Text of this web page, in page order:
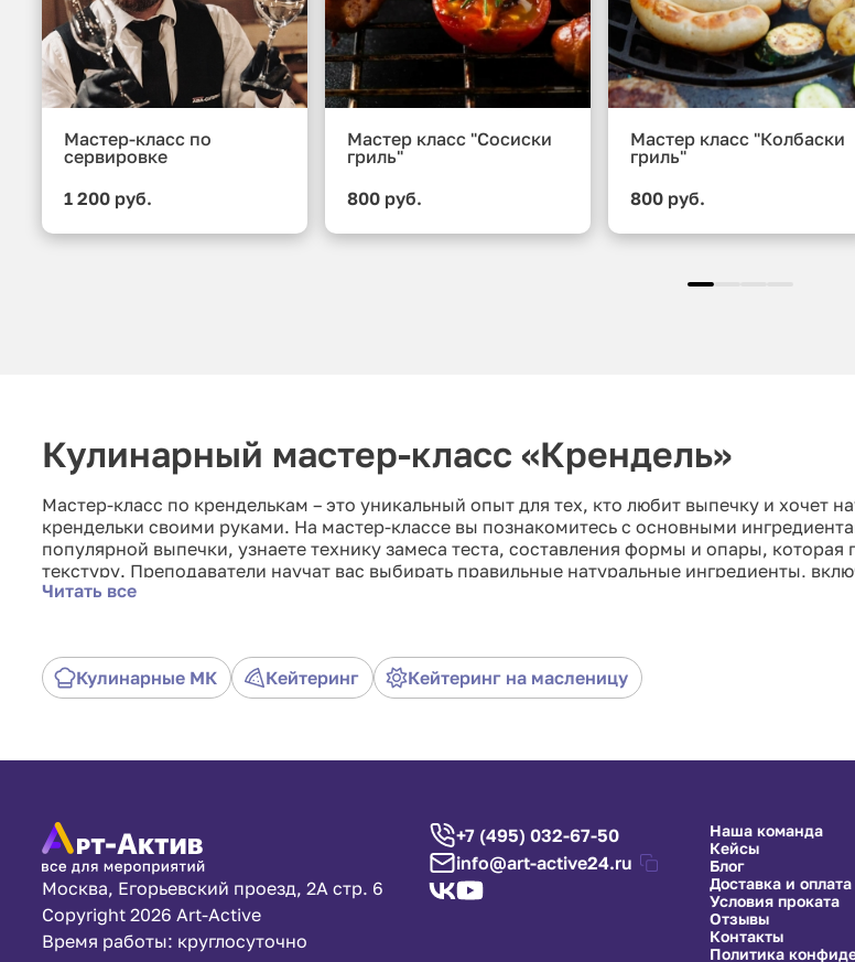
Мастер-класс по
сервировке
1 200 руб.
Мастер класс "Сосиски
гриль"
800 руб.
Мастер класс "Колбаски
гриль"
800 руб.
Кулинарный мастер-класс «Крендель»
Мастер-класс по кренделькам – это уникальный опыт для тех, кто любит выпечку и хочет
крендельки своими руками. На мастер-классе вы познакомитесь с основными
популярной выпечки, узнаете технику замеса теста, составления формы и опары, которая
текстуру. Преподаватели научат вас выбирать правильные натуральные ингредиенты,
приправы, которые делают крендельки столь совершенными. На мастер-классе вы также
Читать все
Кулинарные МК Кейтеринг Кейтеринг на масленицу
Москва, Егорьевский проезд, 2А стр. 6
Copyright 2026 Art-Active
Время работы: круглосуточно
+7 (495) 032-67-50
info@art-active24.ru
Наша команда
Кейсы
Блог
Доставка и оплата
Условия проката
Отзывы
Контакты
Политика